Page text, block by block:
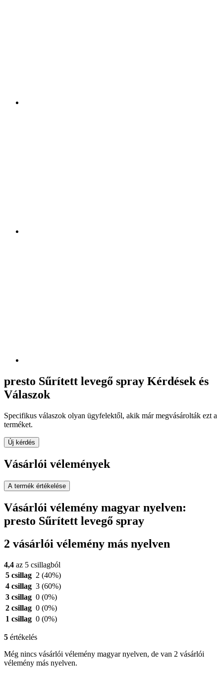
presto Sűrített levegő spray Kérdések és
Válaszok
Specifikus válaszok olyan ügyfelektől, akik már megvásárolták ezt a
terméket.
Új kérdés
Vásárlói vélemények
A termék értékelése
Vásárlói vélemény magyar nyelven:
presto Sűrített levegő spray
2 vásárlói vélemény más nyelven
4,4 az 5 csillagból
5 csillag 2 (40%)
4 csillag 3 (60%)
3 csillag 0 (0%)
2 csillag 0 (0%)
1 csillag 0 (0%)
5 értékelés
Még nincs vásárlói vélemény magyar nyelven, de van 2 vásárlói
vélemény más nyelven.